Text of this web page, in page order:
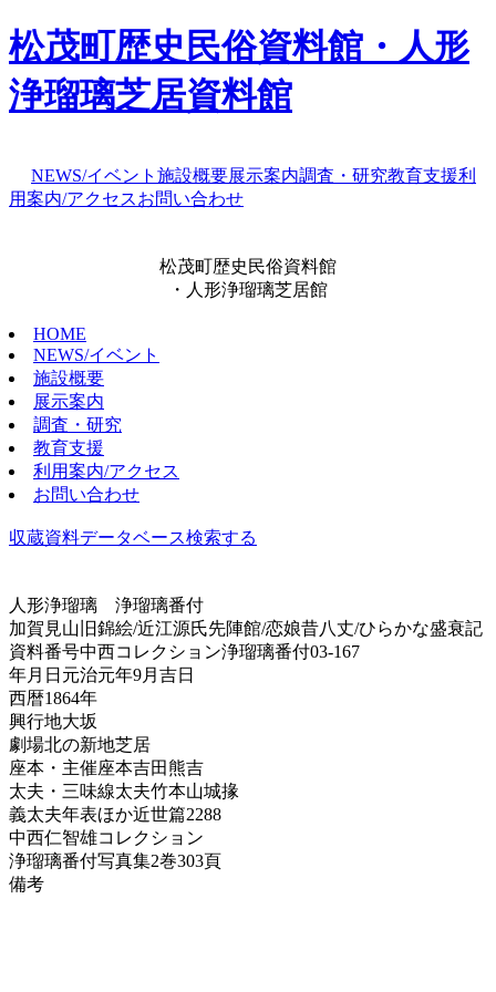
松茂町歴史民俗資料館・人形
浄瑠璃芝居資料館
NEWS/イベント 施設概要展示案内調査・研究教育支援利
用案内/アクセスお問い合わせ
松茂町歴史民俗資料館
・人形浄瑠璃芝居館
HOME
NEWS/イベント
施設概要
展示案内
調査・研究
教育支援
利用案内/アクセス
お問い合わせ
収蔵資料データベース検索する
人形浄瑠璃 浄瑠璃番付
加賀見山旧錦絵/近江源氏先陣館/恋娘昔八丈/ひらかな盛衰記
資料番号中西コレクション浄瑠璃番付03-167
年月日 元治元年9月吉日
西暦1864年
興行地大坂
劇場北の新地芝居
座本・主催座本吉田熊吉
太夫・三味線太夫竹本山城掾
義太夫年表ほか近世篇2288
中西仁智雄コレクション
浄瑠璃番付写真集2巻303頁
備考